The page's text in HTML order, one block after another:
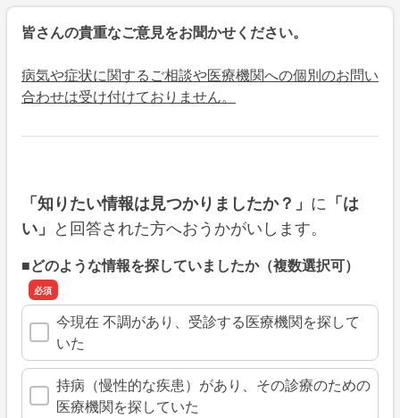
皆さんの貴重なご意見をお聞かせください。
病気や症状に関するご相談や医療機関への個別のお問い
合わせは受け付けておりません。
「知りたい情報は見つかりましたか？」 に 「は
い」 と回答された方へおうかがいします。
■どのような情報を探していましたか（複数選択可）
今現在 不調があり、受診する医療機関を探して
いた
持病（慢性的な疾患）があり、その診療のための
医療機関を探していた